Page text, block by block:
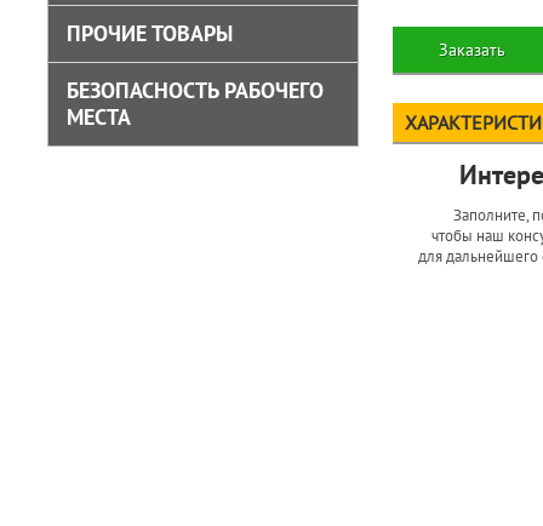
ПРОЧИЕ ТОВАРЫ
БЕЗОПАСНОСТЬ РАБОЧЕГО
МЕСТА
Заказать
Заполните,
чтобы наш
для дальнейшего